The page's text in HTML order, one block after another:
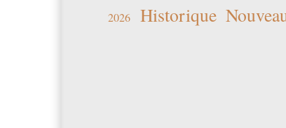
2026 Historique